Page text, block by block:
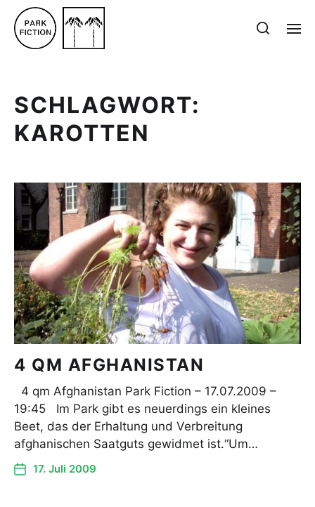
SCHLAGWORT:
KAROTTEN
4 QM AFGHANISTAN
4 qm Afghanistan Park Fiction – 17.07.2009 –
19:45 Im Park gibt es neuerdings ein kleines
Beet, das der Erhaltung und Verbreitung
afghanischen Saatguts gewidmet ist.“Um…
17. Juli 2009